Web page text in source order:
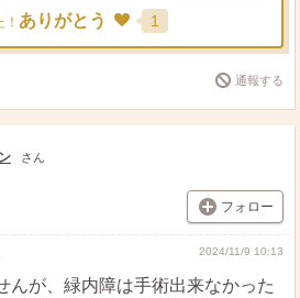
ありがとう 1
通報する
さん
フォロー
2024/11/9 10:13
んが、緑内障は手術出来なかった